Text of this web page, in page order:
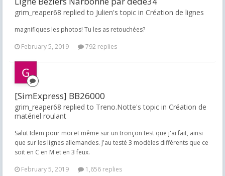
grim_reaper68 replied to Julien's topic in Création de lignes
magnifiques les photos! Tu les as retouchées?
February 5, 2019
792 replies
[SimExpress] BB26000
grim_reaper68 replied to Treno.Notte's topic in Création de
matériel roulant
Salut Idem pour moi et même sur un tronçon test que j'ai fait, ainsi
que sur les lignes allemandes. J'au testé 3 modèles différents que ce
soit en C en M et en 3 feux.
February 5, 2019
1,656 replies